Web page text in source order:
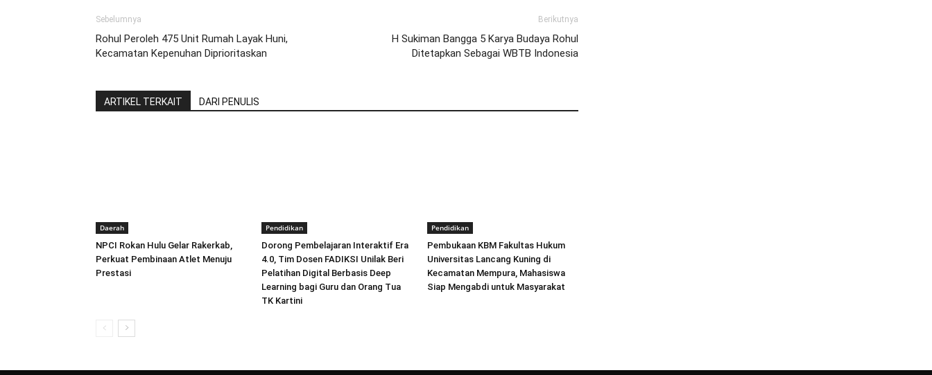
Sebelumnya
Rohul Peroleh 475 Unit Rumah Layak Huni,
Kecamatan Kepenuhan Diprioritaskan
Berikutnya
H Sukiman Bangga 5 Karya Budaya Rohul
Ditetapkan Sebagai WBTB Indonesia
ARTIKEL TERKAIT DARI PENULIS
Daerah
NPCI Rokan Hulu Gelar Rakerkab,
Perkuat Pembinaan Atlet Menuju
Prestasi
Pendidikan
Dorong Pembelajaran Interaktif Era
4.0, Tim Dosen FADIKSI Unilak Beri
Pelatihan Digital Berbasis Deep
Learning bagi Guru dan Orang Tua
TK Kartini
Pendidikan
Pembukaan KBM Fakultas Hukum
Universitas Lancang Kuning di
Kecamatan Mempura, Mahasiswa
Siap Mengabdi untuk Masyarakat